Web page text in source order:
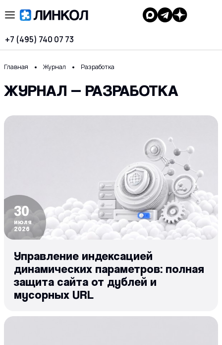
+7 (495) 740 07 73
Главная Журнал Разработка
ЖУРНАЛ — РАЗРАБОТКА
30
июля
2026
Управление индексацией
динамических параметров: полная
защита сайта от дублей и
мусорных URL